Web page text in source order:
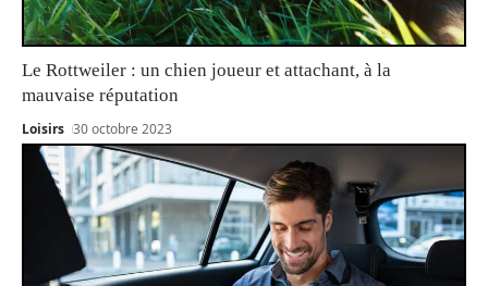
Le Rottweiler : un chien joueur et attachant, à la
mauvaise réputation
Loisirs 30 octobre 2023